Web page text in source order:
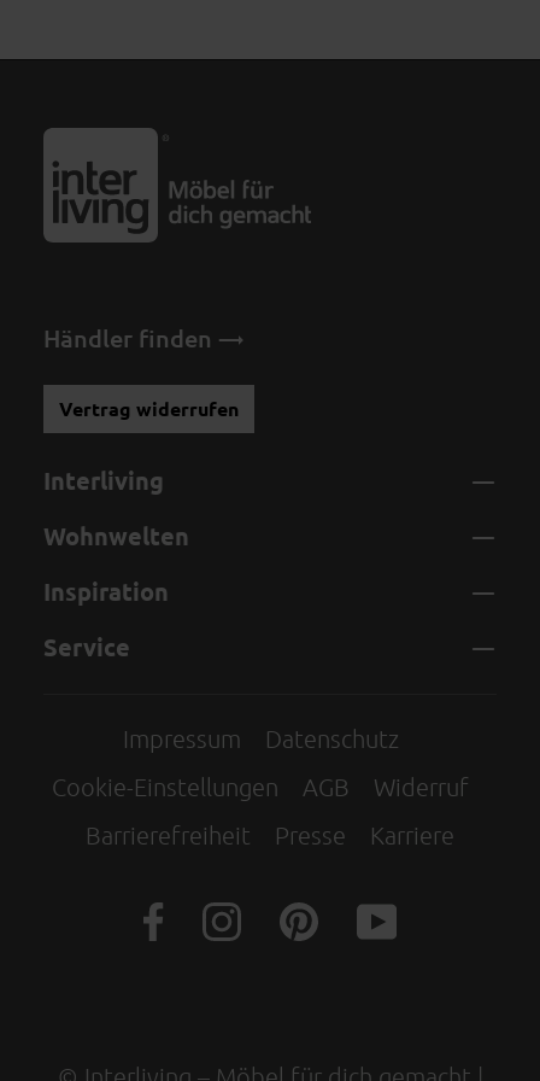
Händler finden
Vertrag widerrufen
Interliving
Wohnwelten
Inspiration
Service
Impressum
Datenschutz
Cookie-Einstellungen
AGB
Widerruf
Barrierefreiheit
Presse Karriere